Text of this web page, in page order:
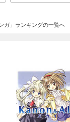
ガ」ランキングの一覧へ